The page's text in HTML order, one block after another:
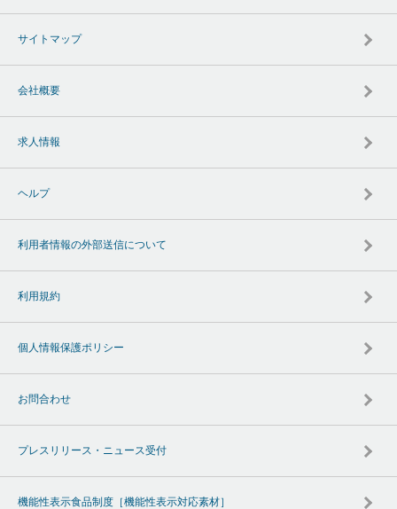
サイトマップ
会社概要
求人情報
ヘルプ
利用者情報の外部送信について
利用規約
個人情報保護ポリシー
お問合わせ
プレスリリース・ニュース受付
機能性表示食品制度［機能性表示対応素材］